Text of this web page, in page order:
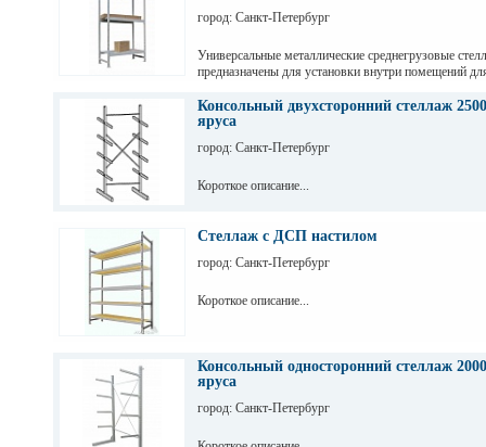
город: Санкт-Петербург
Универсальные металлические среднегрузовые
предназначены для установки внутри помещений
промышленных предприятиях.
Консольный двухсторонний стеллаж
яруса
город: Санкт-Петербург
Короткое описание...
Стеллаж с ДСП настилом
город: Санкт-Петербург
Короткое описание...
Консольный односторонний стеллаж
яруса
город: Санкт-Петербург